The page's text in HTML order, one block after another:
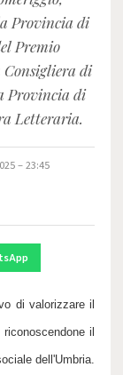
Provincia di
Premio
Consigliera di
Provincia di
Letteraria.
– 23:45
di valorizzare il
il
dell'Umbria.